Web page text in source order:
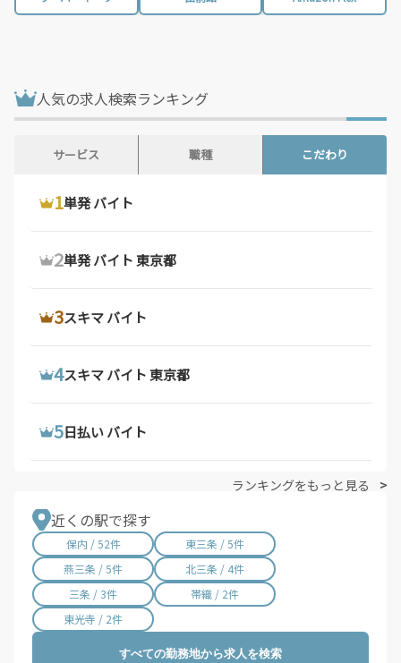
奈良県 / 626件
和歌山県 / 296件
香川県 / 502件
愛媛県 / 437件
福岡県 / 1,692件
佐賀県 / 193件
人気の求人検索ランキング
サービス
1ウーバーイーツ 配達員
2ウーバーイーツ バイト
3ウーバーイーツ バイト 東京都
4ウーバーイーツ 配達員 大阪府
5ウーバーイーツ 求人
職種
1ドライバー 求人
2デリバリー バイト
3軽 貨物 求人
4配達 バイト
5トラック 運転 手 求人
こだわり
1単発 バイト
2単発 バイト 東京都
3スキマ バイト
4スキマ バイト 東京都
5日払い バイト
ランキングをもっと見る
近くの駅で探す
保内 / 52件
東三条 / 5件
燕三条 / 5件
北三条 / 4件
三条 / 3件
帯織 / 2件
東光寺 / 2件
すべての勤務地から求人を検索